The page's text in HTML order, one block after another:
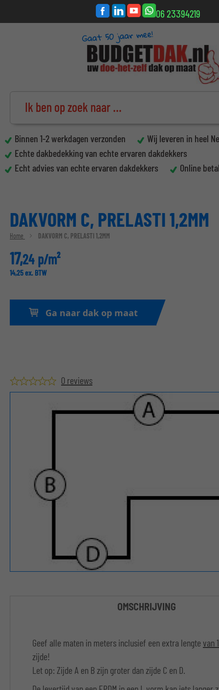
06 23394219
Binnen 1-2 werkdagen verzonden
Wij leveren in heel
Echte dakbedekking van echte ervaren dakdekkers
Echt advies van echte ervaren dakdekkers
Online
DAKVORM C, PRELASTI 1,2MM
Home DAKVORM C, PRELASTI 1,2MM
17,24 p/m²
14,25ex. BTW
Ga naar dak op maat
0 reviews
OMSCHRIJVING
Geef alle maten in meters inclusief een extra lengte van
zijde!
Let op: Zijde A en B zijn groter dan zijde C en D.